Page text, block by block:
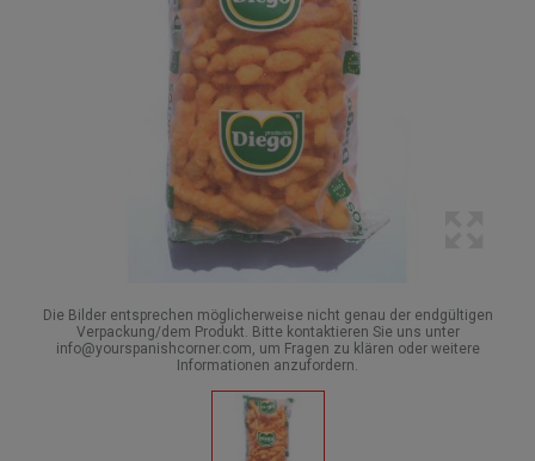
Die Bilder entsprechen möglicherweise nicht genau der endgültigen
Verpackung/dem Produkt. Bitte kontaktieren Sie uns unter
info@yourspanishcorner.com, um Fragen zu klären oder weitere
Informationen anzufordern.